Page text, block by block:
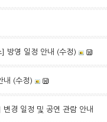
방영 일정 안내 (수정)
내 (수정)
경 일정 및 공연 관람 안내